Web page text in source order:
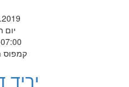
יום
07:00
קמפוס
יריד